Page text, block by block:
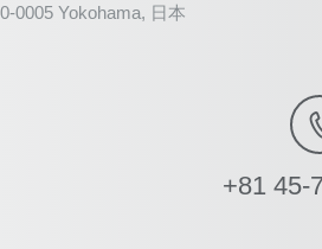
0005 Yokohama, 日本
+81 45-